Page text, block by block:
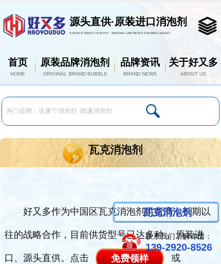
源头直供·原装进口消泡剂
SOURCE DIRECT SUPPLY · ORIGINAL IMPORTED FOAMING AGENT
首页
HOME
原装品牌消泡剂
ORIGINAL BRAND BUBBLE
品牌资讯
BRAND NEWS
关于好又多
ABOUT US
瓦克消泡剂
瓦克消泡剂
好又多作为中国区瓦克消泡剂供货商，长期以
往的战略合作，目前供货型号已达多种， 原装进
口、源头直供。点击 免费领样 或
联系我们了解详情：
139-2920-8526